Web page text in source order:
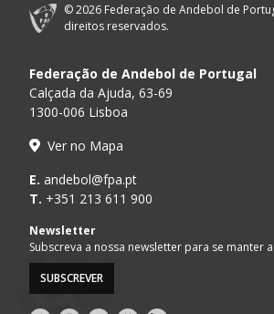
© 2026 Federação de Andebol de
direitos reservados.
Federação de Andebol de Portugal
Calçada da Ajuda, 63-69
1300-006 Lisboa
Ver no Mapa
E. andebol@fpa.pt
T. +351 213 611 900
Newsletter
Subscreva a nossa newsletter para se manter
SUBSCREVER